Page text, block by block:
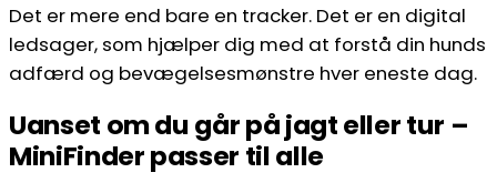
Det er mere end bare en tracker. Det er en digital
ledsager, som hjælper dig med at forstå din hunds
adfærd og bevægelsesmønstre hver eneste dag.
Uanset om du går på jagt eller tur –
MiniFinder passer til alle